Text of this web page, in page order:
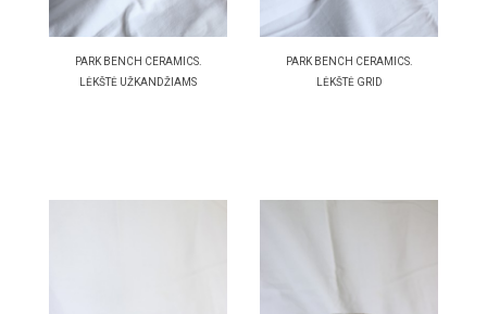
PARK BENCH CERAMICS.
LĖKŠTĖ UŽKANDŽIAMS
PARK BENCH CERAMICS.
LĖKŠTĖ GRID